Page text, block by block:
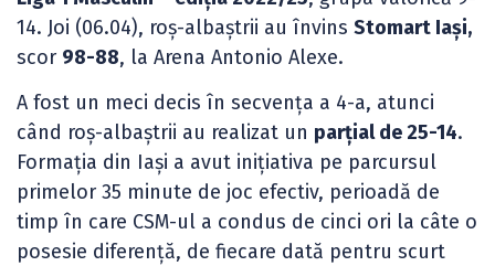
14. Joi (06.04), roș-albaștrii au învins Stomart Iași,
scor 98-88, la Arena Antonio Alexe.
A fost un meci decis în secvența a 4-a, atunci
când roș-albaștrii au realizat un parțial de 25-14.
Formația din Iași a avut inițiativa pe parcursul
primelor 35 minute de joc efectiv, perioadă de
timp în care CSM-ul a condus de cinci ori la câte o
posesie diferență, de fiecare dată pentru scurt